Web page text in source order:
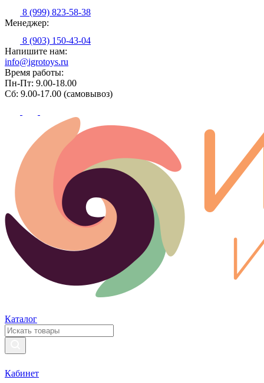
8 (999) 823-58-38
Менеджер:
8 (903) 150-43-04
Напишите нам:
info@igrotoys.ru
Время работы:
Пн-Пт: 9.00-18.00
Сб: 9.00-17.00 (самовывоз)
Каталог
Кабинет